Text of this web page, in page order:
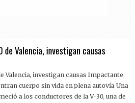
de Valencia, investigan causas
Valencia, investigan causas Impactante
cuerpo sin vida en plena autovía Una
a los conductores de la V-30, una de